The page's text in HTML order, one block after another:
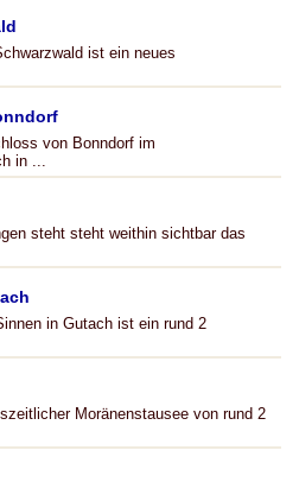
ist ein neues
von Bonndorf im
in ...
steht steht weithin sichtbar das
in Gutach ist ein rund 2
Moränenstausee von rund 2